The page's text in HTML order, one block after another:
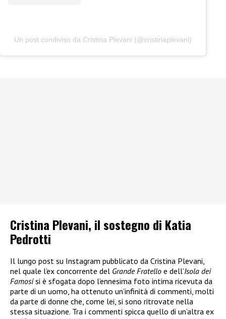
Un post condiviso da Cristina Plevani (@cristinaplevani)
Cristina Plevani, il sostegno di Katia
Pedrotti
Il lungo post su Instagram pubblicato da Cristina Plevani,
nel quale l’ex concorrente del Grande Fratello e dell’Isola dei
Famosisi è sfogata dopo l’ennesima foto intima ricevuta da
parte di un uomo, ha ottenuto un’infinità di commenti, molti
da parte di donne che, come lei, si sono ritrovate nella
stessa situazione. Tra i commenti spicca quello di un’altra ex